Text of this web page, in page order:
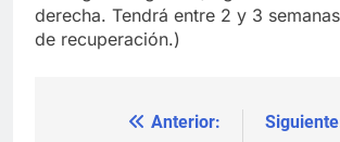
derecha. Tendrá entre 2 y 3 semanas
de recuperación.)
Navegación
Anterior: